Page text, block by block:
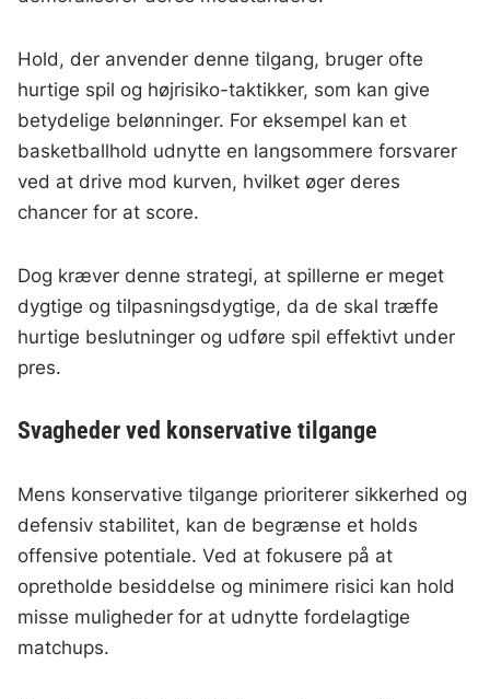
Hold, der anvender denne tilgang, bruger ofte
hurtige spil og højrisiko-taktikker, som kan give
betydelige belønninger. For eksempel kan et
basketballhold udnytte en langsommere forsvarer
ved at drive mod kurven, hvilket øger deres
chancer for at score.
Dog kræver denne strategi, at spillerne er meget
dygtige og tilpasningsdygtige, da de skal træffe
hurtige beslutninger og udføre spil effektivt under
pres.
Svagheder ved konservative tilgange
Mens konservative tilgange prioriterer sikkerhed og
defensiv stabilitet, kan de begrænse et holds
offensive potentiale. Ved at fokusere på at
opretholde besiddelse og minimere risici kan hold
misse muligheder for at udnytte fordelagtige
matchups.